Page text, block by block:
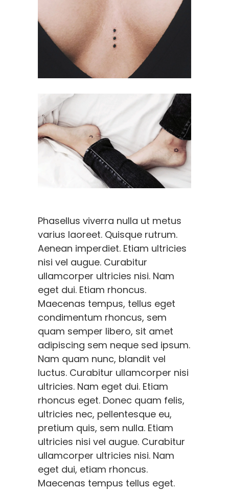
Phasellus viverra nulla ut metus
varius laoreet. Quisque rutrum.
Aenean imperdiet. Etiam ultricies
nisi vel augue. Curabitur
ullamcorper ultricies nisi. Nam
eget dui. Etiam rhoncus.
Maecenas tempus, tellus eget
condimentum rhoncus, sem
quam semper libero, sit amet
adipiscing sem neque sed ipsum.
Nam quam nunc, blandit vel
luctus. Curabitur ullamcorper nisi
ultricies. Nam eget dui. Etiam
rhoncus eget. Donec quam felis,
ultricies nec, pellentesque eu,
pretium quis, sem nulla. Etiam
ultricies nisi vel augue. Curabitur
ullamcorper ultricies nisi. Nam
eget dui, etiam rhoncus.
Maecenas tempus tellus eget.